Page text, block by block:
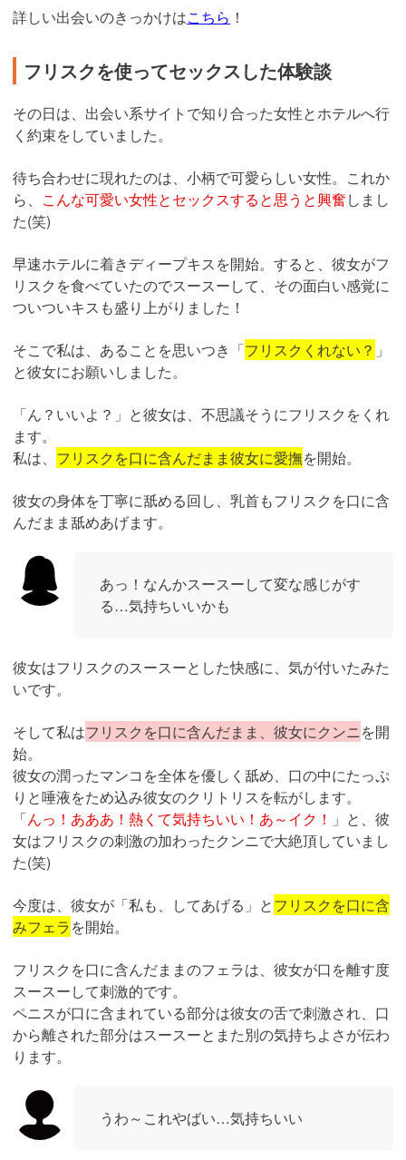
詳しい出会いのきっかけはこちら ！
フリスクを使ってセックスした体験談
その日は、出会い系サイトで知り合った女性とホテルへ行
く約束をしていました。
待ち合わせに現れたのは、小柄で可愛らしい女性。これか
ら、 こんな可愛い女性とセックスすると思うと興奮しまし
た(笑)
早速ホテルに着きディープキスを開始。すると、彼女がフ
リスクを食べていたのでスースーして、その面白い感覚に
ついついキスも盛り上がりました！
そこで私は、あることを思いつき「フリスクくれない？ 」
と彼女にお願いしました。
「ん？いいよ？」と彼女は、不思議そうにフリスクをくれ
ます。
私は、 フリスクを口に含んだまま彼女に愛撫を開始。
彼女の身体を丁寧に舐める回し、乳首もフリスクを口に含
んだまま舐めあげます。
あっ！なんかスースーして変な感じがす
る…気持ちいいかも
彼女はフリスクのスースーとした快感に、気が付いたみた
いです。
そして私はフリスクを口に含んだまま、彼女にクンニを開
始。
彼女の潤ったマンコを全体を優しく舐め、口の中にたっぷ
りと唾液をため込み彼女のクリトリスを転がします。
「んっ！あああ！熱くて気持ちいい！あ～イク！ 」と、彼
女はフリスクの刺激の加わったクンニで大絶頂していまし
た(笑)
今度は、彼女が「私も、してあげる」とフリスクを口に含
みフェラを開始。
フリスクを口に含んだままのフェラは、彼女が口を離す度
スースーして刺激的です。
ペニスが口に含まれている部分は彼女の舌で刺激され、口
から離された部分はスースーとまた別の気持ちよさが伝わ
ります。
うわ～これやばい…気持ちいい